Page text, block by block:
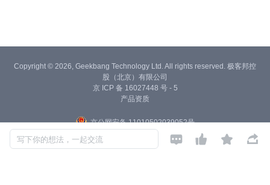
写下你的想法，一起交流    
Copyright © 2026, Geekbang Technology Ltd. All rights reserved. 极客邦控
股（北京）有限公司
京 ICP 备 16027448 号 - 5
产品资质
京公网安备 11010502039052号